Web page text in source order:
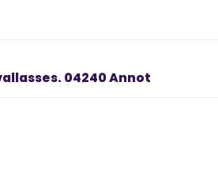
04240 Annot